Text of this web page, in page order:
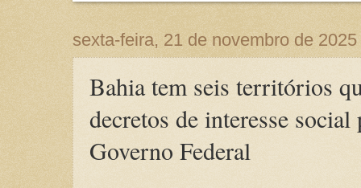
sexta-feira, 21 de novembro de 2025
Bahia tem seis territórios
decretos de interesse
Governo Federal